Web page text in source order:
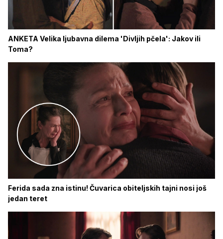
ANKETA Velika ljubavna dilema 'Divljih pčela': Jakov ili
Toma?
Ferida sada zna istinu! Čuvarica obiteljskih tajni nosi još
jedan teret